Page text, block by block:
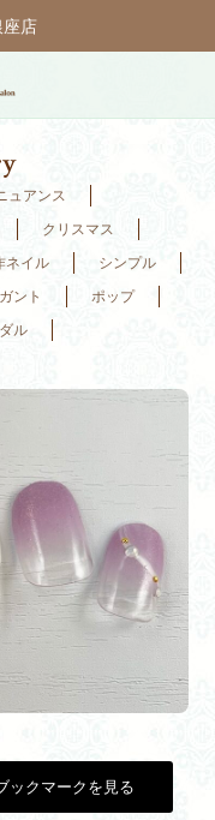
座店
ュアンス
クリスマス
ネイル
シンプル
ント
ポップ
ル
ックマークを見る